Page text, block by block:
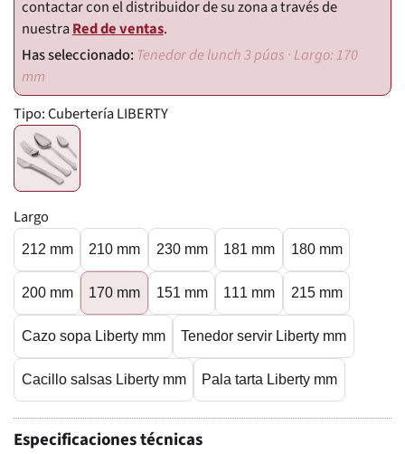
contactar con el distribuidor de su zona a través de
nuestraRed de ventas.
Tenedor de lunch 3 púas · Largo: 170
mm
Tipo:Cubertería LIBERTY
Largo
212 mm 210 mm 230 mm 181 mm 180 mm
200 mm 170 mm 151 mm 111 mm 215 mm
Cazo sopa Liberty mm Tenedor servir Liberty mm
Cacillo salsas Liberty mm Pala tarta Liberty mm
Especificaciones técnicas